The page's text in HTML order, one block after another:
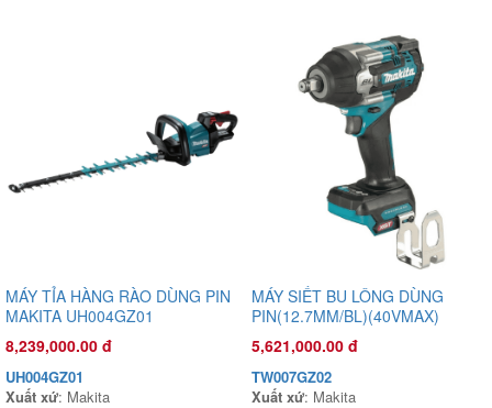
MÁY TỈA HÀNG RÀO DÙNG PIN
MAKITA UH004GZ01
(600MM/BL)(40VMAX) (THÂN
MÁY)
8,239,000.00 đ
UH004GZ01
Xuất xứ: Makita
MÁY SIẾT BU LÔNG DÙNG
PIN(12.7MM/BL)(40VMAX)
(THÂN MÁY)
5,621,000.00 đ
TW007GZ02
Xuất xứ: Makita